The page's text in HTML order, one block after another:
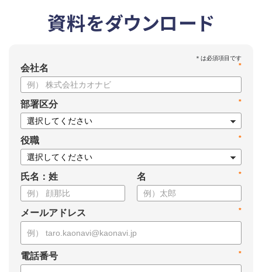
資料をダウンロード
*
会社名
*
部署区分
*
役職
氏名：姓 *
名
*
メールアドレス
*
電話番号